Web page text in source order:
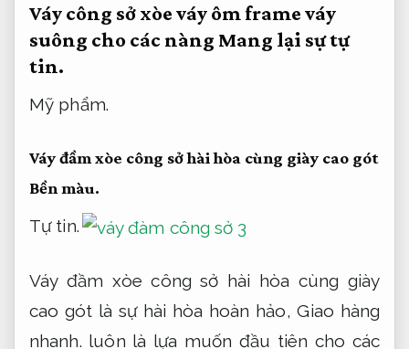
Váy công sở xòe váy ôm frame váy
suông cho các nàng Mang lại sự tự
tin.
Mỹ phẩm.
Váy đầm xòe công sở hài hòa cùng giày cao gót
Bền màu.
Tự tin.
Váy đầm xòe công sở hài hòa cùng giày
cao gót là sự hài hòa hoàn hảo,Giao hàng
nhanh. luôn là lựa muốn đầu tiên cho các